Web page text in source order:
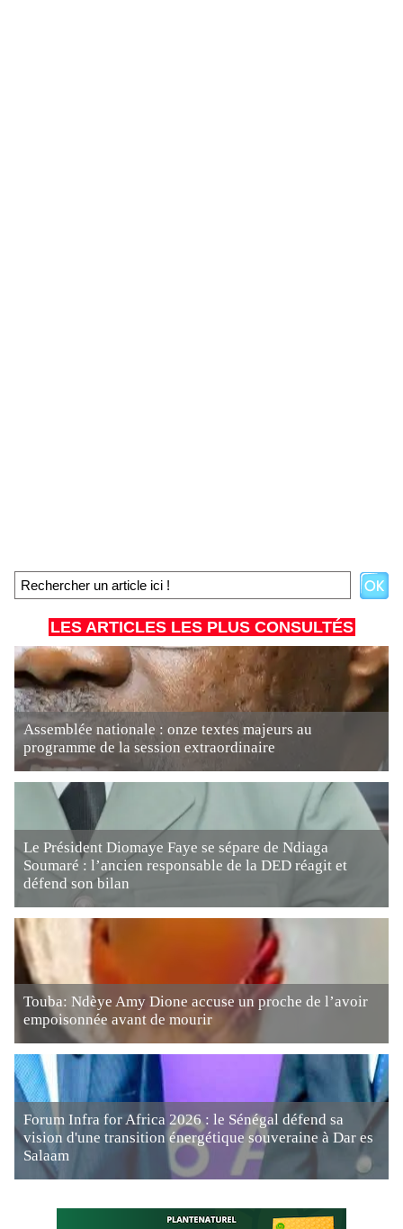
LES ARTICLES LES PLUS CONSULTÉS
Assemblée nationale : onze textes majeurs au
programme de la session extraordinaire
Le Président Diomaye Faye se sépare de Ndiaga
Soumaré : l’ancien responsable de la DED réagit et
défend son bilan
Touba: Ndèye Amy Dione accuse un proche de l’avoir
empoisonnée avant de mourir
Forum Infra for Africa 2026 : le Sénégal défend sa
vision d'une transition énergétique souveraine à Dar es
Salaam